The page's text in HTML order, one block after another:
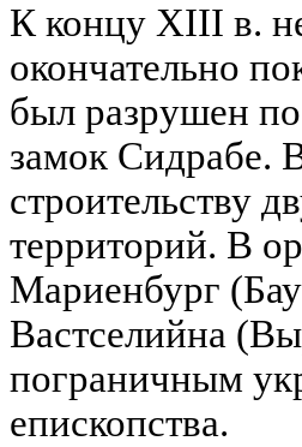
К концу XIII в.
окончательно
был разрушен
замок Сидрабе.
строительству
территорий. В
Мариенбург
Вастселийна
пограничным
епископства.